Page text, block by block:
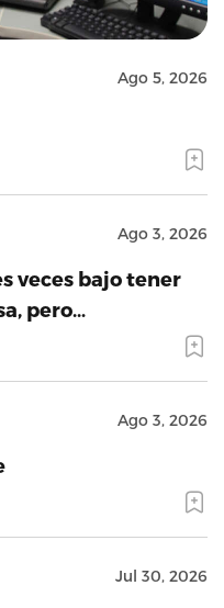
Ago 5, 2026
Ago 3, 2026
veces bajo tener
pero…
Ago 3, 2026
Jul 30, 2026